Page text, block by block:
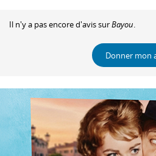
Il n'y a pas encore d'avis surBayou.
Donner mon